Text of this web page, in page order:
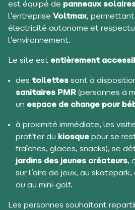
est équipé de panneaux
l’entreprise Voltmax,
électricité autonome et
l’environnement.
Le site est entièrement
des toilettes sont à
sanitaires PMR (personnes à
un espace de change pour
à proximité immédiate, les
profiter du kiosque pour se
fraîches, glaces, snacks), se
jardins des jeunes créateurs,
sur l’aire de jeux, au
ou au mini-golf.
Les personnes souhaitant